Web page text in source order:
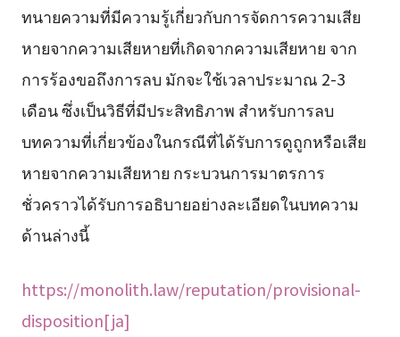
ทนายความที่มีความรู้เกี่ยวกับการจัดการความเสีย
หายจากความเสียหายที่เกิดจากความเสียหาย จาก
การร้องขอถึงการลบ มักจะใช้เวลาประมาณ 2-3
เดือน ซึ่งเป็นวิธีที่มีประสิทธิภาพ สำหรับการลบ
บทความที่เกี่ยวข้องในกรณีที่ได้รับการดูถูกหรือเสีย
หายจากความเสียหาย กระบวนการมาตรการ
ชั่วคราวได้รับการอธิบายอย่างละเอียดในบทความ
ด้านล่างนี้
https://monolith.law/reputation/provisional-
disposition[ja]